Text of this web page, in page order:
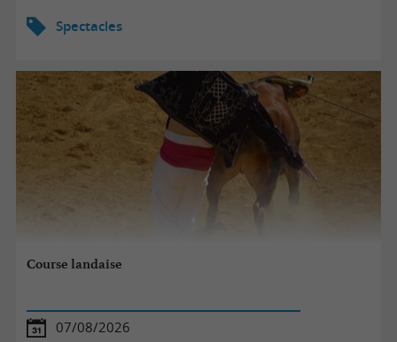
Spectacles
Course landaise
07/08/2026